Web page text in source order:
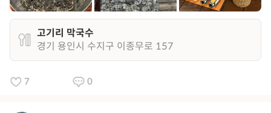
고기리 막국수
경기 용인시 수지구 이종무로 157
7 0